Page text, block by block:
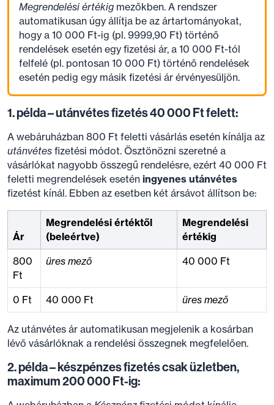
Megrendelési értékig mezőkben. A rendszer
automatikusan úgy állítja be az ártartományokat,
hogy a 10 000 Ft-ig (pl. 9999,90 Ft) történő
rendelések esetén egy fizetési ár, a 10 000 Ft-tól
felfelé (pl. pontosan 10 000 Ft) történő rendelések
esetén pedig egy másik fizetési ár érvényesüljön.
1. példa – utánvétes fizetés 40 000 Ft felett:
A webáruházban 800 Ft feletti vásárlás esetén kínálja az
utánvétes fizetési módot. Ösztönözni szeretné a
vásárlókat nagyobb összegű rendelésre, ezért 40 000 Ft
feletti megrendelések esetén ingyenes utánvétes
fizetést kínál. Ebben az esetben két ársávot állítson be:
Ár
Megrendelési értéktől
(beleértve)
Megrendelési
értékig
800
Ft
üres mező 40 000 Ft
0 Ft 40 000 Ft üres mező
Az utánvétes ár automatikusan megjelenik a kosárban
lévő vásárlóknak a rendelési összegnek megfelelően.
2. példa – készpénzes fizetés csak üzletben,
maximum 200 000 Ft-ig: